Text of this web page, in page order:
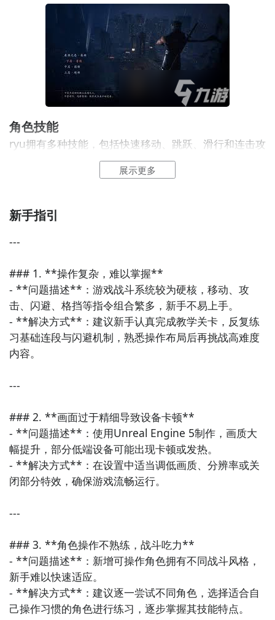
通过上面的游戏介绍和图片，可能大家对忍者龙剑传2：
黑之章有大致的了解了，不过这么游戏要怎么样才能抢
先体验到呢？不用担心，目前九游客户端已经开通了测
章”，点击右边的【订阅】或者是【开测提醒】，订阅游
九游APP
玩新游 上九游
全球好游抢先下 福利礼包免费领 官方直播陪你玩
立即下载
- 战斗技巧：利用环境中的掩体和道具进行战斗，注意
敌人的攻击模式，灵活
躲避并反击。
2. 龙之城章节
- 武器升级：蓝色的村正商店是武器升级点，不要错过
提升武器性能的机会。
- boss战准备：从房顶的洞跳下来后，存档点附近的龙
嘴里拿到投射武器双龙神弓，为boss战做好准备。
巷子尽头箱子里拿到忍术凤凰焰舞。
-探索
4. 傀儡女神章节
-射击技巧：离开地铁隧道，用弓箭射击油桶炸开门。
注意射击的准确性和时机。
- 收集魄封珠：从地铁站出来后，到右边巷子里，阳台
封珠。
- 操作角色：本关操作红叶，没有重要收集品，但需注
意敌人的攻击方式和节奏。
6. 水之都章节
点旁都有重要收集品。注意水下也有水晶骷髅。
7. 狼人之城章节
- 利用环境：利用柱子间隙向上跳，到达武器升级点。
背后有个水晶骷髅，不要错过。
- 武器获取：消灭敌人后，地上可以捡到武器双拐。
角色技能
ryu拥有多种技能，包括快速移动 、跳跃、滑行和连击攻
击等。玩家需要通过熟练掌握这些技能，才能在战斗中
取得优势。在游戏中，你可以通过击败敌人或完成任务
器。
关卡攻略
活运用自己的技能，如快速移动和跳跃，来躲避敌人的
攻击。此外，游戏还设置了多个隐藏关卡和秘密房间，
需要玩家细心探索才能发现。
敌人分析
游戏中出现了各种各样的敌人，每种敌人都有自己的特
则会使用远程武器。因此，在战斗中，玩家需要根据敌
观察敌人的行动模式，找到他们的弱点并加以利用。
游戏技巧
- 熟练掌握ryu的各项技能，可以让你在战斗中更加灵
活。
展示更多
新手指引
---
### 1. **操作复杂，难以掌握**
- **问题描述**：游戏战斗系统较为硬核，移动、攻
击、闪避、格挡等指令组合繁多，新手不易上手。
- **解决方式**：建议新手认真完成教学关卡，反复练
习基础连段与闪避机制，熟悉操作布局后再挑战高难度
内容。
---
### 2. **画面过于精细导致设备卡顿**
- **问题描述**：使用Unreal Engine 5制作，画质大
幅提升，部分低端设备可能出现卡顿或发热。
- **解决方式**：在设置中适当调低画质、分辨率或关
闭部分特效，确保游戏流畅运行。
---
### 3. **角色操作不熟练，战斗吃力**
- **问题描述**：新增可操作角色拥有不同战斗风格，
新手难以快速适应。
- **解决方式**：建议逐一尝试不同角色，选择适合自
己操作习惯的角色进行练习，逐步掌握其技能特点。